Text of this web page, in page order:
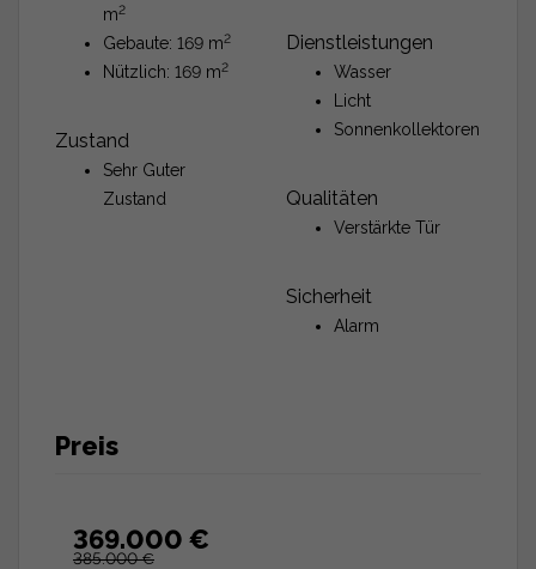
m2
Gebaute: 169 m2
Nützlich: 169 m2
Zustand
Sehr Guter
Zustand
Dienstleistungen
Wasser
Licht
Sonnenkollektoren
Qualitäten
Verstärkte Tür
Sicherheit
Alarm
Preis
369.000 €
385.000 €